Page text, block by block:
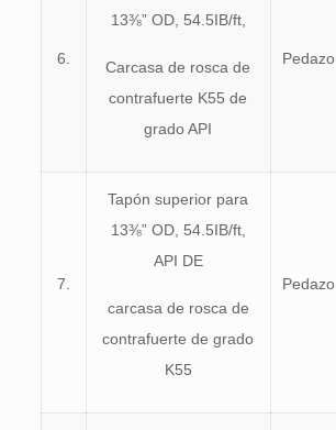
6.
13⅜” OD, 54.5IB/ft,
Carcasa de rosca de
contrafuerte K55 de
grado API
Pedazo
7.
Tapón superior para
13⅜” OD, 54.5IB/ft,
API DE
carcasa de rosca de
contrafuerte de grado
K55
Pedazo